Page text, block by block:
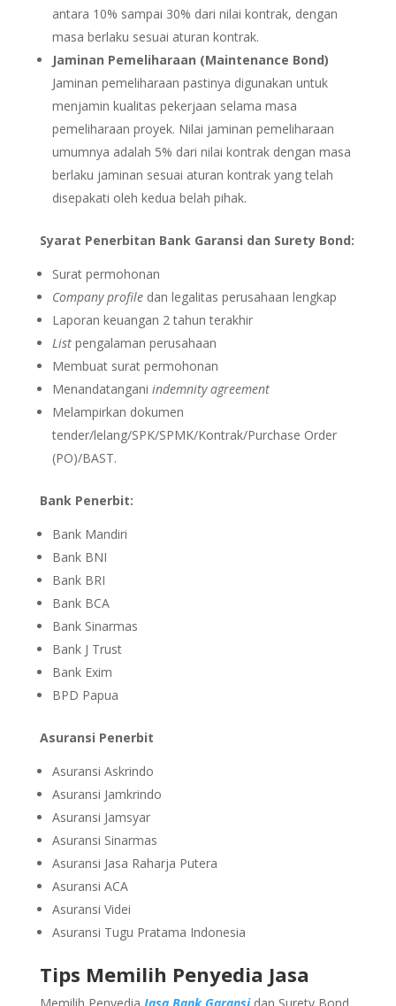
antara 10% sampai 30% dari nilai kontrak, dengan
masa berlaku sesuai aturan kontrak.
Jaminan Pemeliharaan (Maintenance Bond)
Jaminan pemeliharaan pastinya digunakan untuk
menjamin kualitas pekerjaan selama masa
pemeliharaan proyek. Nilai jaminan pemeliharaan
umumnya adalah 5% dari nilai kontrak dengan masa
berlaku jaminan sesuai aturan kontrak yang telah
disepakati oleh kedua belah pihak.
Syarat Penerbitan Bank Garansi dan Surety Bond:
Surat permohonan
Company profiledan legalitas perusahaan lengkap
Laporan keuangan 2 tahun terakhir
Listpengalaman perusahaan
Membuat surat permohonan
Menandatangani indemnity agreement
Melampirkan dokumen
tender/lelang/SPK/SPMK/Kontrak/Purchase Order
(PO)/BAST.
Bank Penerbit:
Bank Mandiri
Bank BNI
Bank BRI
Bank BCA
Bank Sinarmas
Bank J Trust
Bank Exim
BPD Papua
Asuransi Penerbit
Asuransi Askrindo
Asuransi Jamkrindo
Asuransi Jamsyar
Asuransi Sinarmas
Asuransi Jasa Raharja Putera
Asuransi ACA
Asuransi Videi
Asuransi Tugu Pratama Indonesia
Tips Memilih Penyedia Jasa